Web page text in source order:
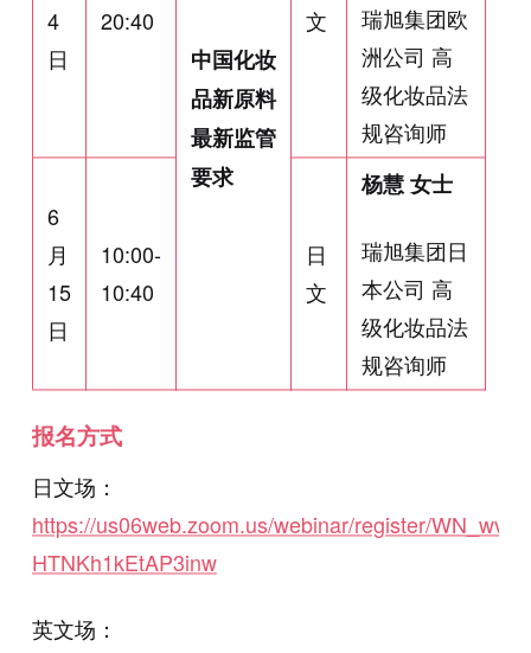
4
日
20:40
中国化妆
品新原料
最新监管
要求
文
瑞旭集团欧
洲公司 高
级化妆品法
规咨询师
6
月
15
日
10:00-
10:40
日
文
杨慧 女士
瑞旭集团日
本公司 高
级化妆品法
规咨询师
报名方式
日文场：
https://us06web.zoom.us/webinar/register/
HTNKh1kEtAP3inw
英文场：